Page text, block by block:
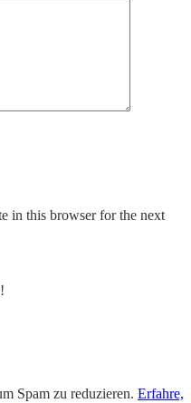
in this browser for the next
Spam zu reduzieren. Erfahre,